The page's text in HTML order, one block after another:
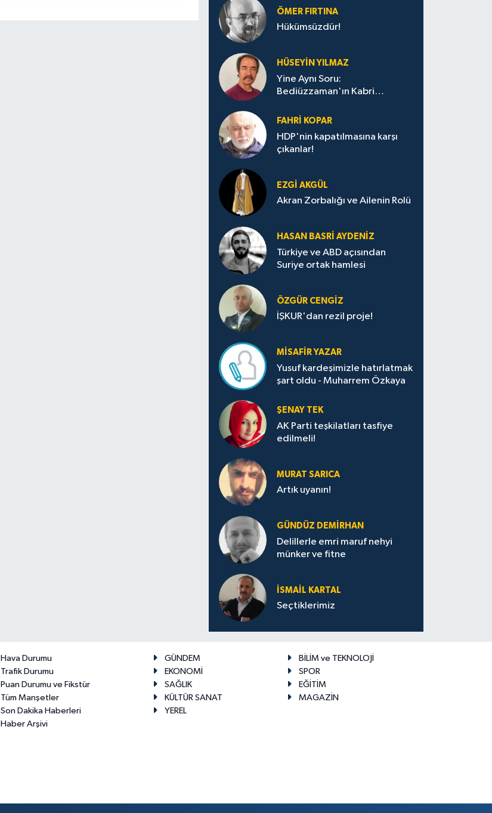
ÖMER FIRTINA
Hükümsüzdür!
HÜSEYIN YILMAZ
Yine Aynı Soru:
Bediüzzaman'ın Kabri
FAHRI KOPAR
HDP'nin kapatılmasına karşı
çıkanlar!
EZGI AKGÜL
Akran Zorbalığı ve Ailenin Rolü
HASAN BASRI AYDENIZ
Türkiye ve ABD açısından
Suriye ortak hamlesi
ÖZGÜR CENGIZ
İŞKUR'dan rezil proje!
MISAFIR YAZAR
Yusuf kardeşimizle hatırlatmak
şart oldu - Muharrem Özkaya
ŞENAY TEK
AK Parti teşkilatları tasfiye
edilmeli!
MURAT SARICA
Artık uyanın!
GÜNDÜZ DEMIRHAN
Delillerle emri maruf nehyi
münker ve fitne
İSMAIL KARTAL
Seçtiklerimiz
Hava Durumu
Trafik Durumu
Puan Durumu ve Fikstür
Tüm Manşetler
Son Dakika Haberleri
Haber Arşivi
GÜNDEM
BİLİM ve TEKNOLOJİ
EKONOMİ
SPOR
SAĞLIK
EĞİTİM
KÜLTÜR SANAT
MAGAZİN
YEREL